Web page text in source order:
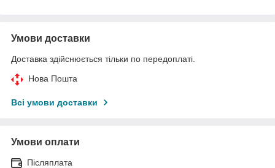
Умови доставки
Доставка здійснюється тільки по передоплаті.
Нова Пошта
Всі умови доставки
Умови оплати
Післяплата